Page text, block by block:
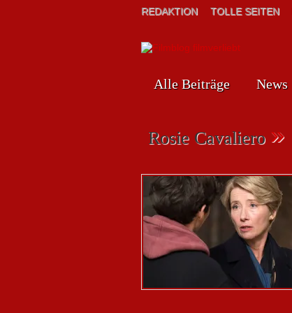
REDAKTION TOLLE SEITEN
Alle Beiträge News
Rosie Cavaliero »